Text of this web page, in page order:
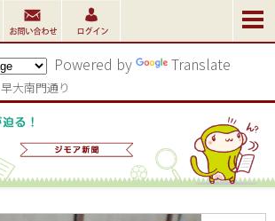
Powered by Translate
早大南門通り